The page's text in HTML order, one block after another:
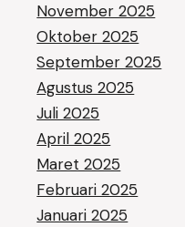
November 2025
Oktober 2025
September 2025
Agustus 2025
Juli 2025
April 2025
Maret 2025
Februari 2025
Januari 2025